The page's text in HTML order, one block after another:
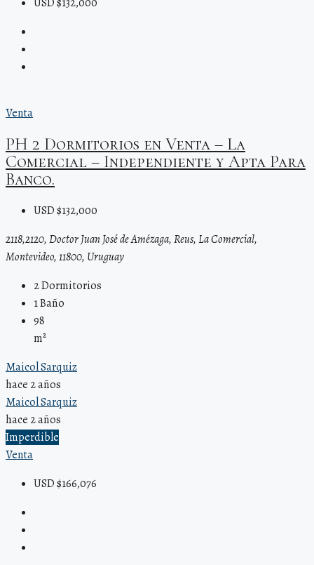
Venta
PH 2 Dormitorios en Venta – La
Comercial – Independiente y Apta Para
Banco.
USD $132,000
2118,2120, Doctor Juan José de Amézaga, Reus, La Comercial,
Montevideo, 11800, Uruguay
2Dormitorios
1Baño
98
m²
Maicol Sarquiz
hace 2 años
Maicol Sarquiz
hace 2 años
Imperdible
Venta
USD $166,076